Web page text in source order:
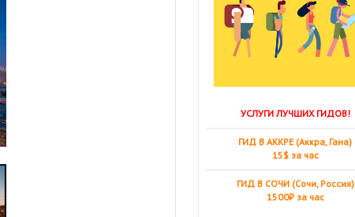
УСЛУГИ ЛУЧШИХ ГИДОВ!
ГИД В АККРЕ (Аккра, Гана)
15$ за час
ГИД В СОЧИ (Сочи, Россия)
1500₽ за час